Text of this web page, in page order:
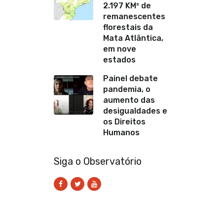
2.197 KM² de
remanescentes
florestais da
Mata Atlântica,
em nove
estados
Painel debate
pandemia, o
aumento das
desigualdades e
os Direitos
Humanos
Siga o Observatório